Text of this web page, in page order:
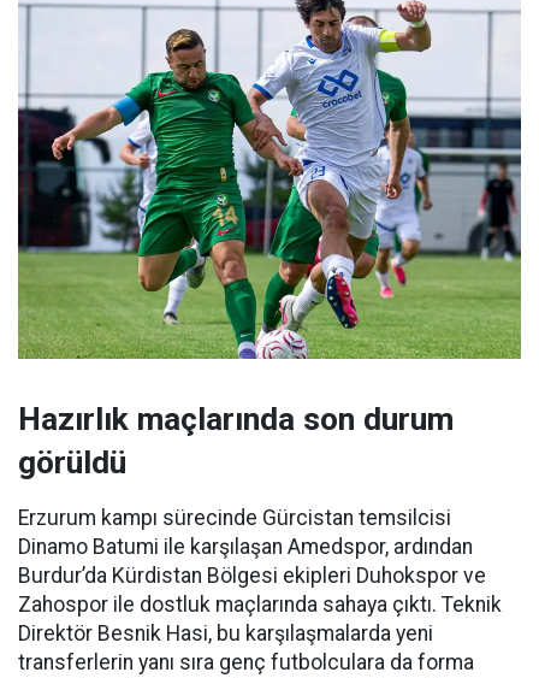
Hazırlık maçlarında son durum
görüldü
Erzurum kampı sürecinde Gürcistan temsilcisi
Dinamo Batumi ile karşılaşan Amedspor, ardından
Burdur’da Kürdistan Bölgesi ekipleri Duhokspor ve
Zahospor ile dostluk maçlarında sahaya çıktı. Teknik
Direktör Besnik Hasi, bu karşılaşmalarda yeni
transferlerin yanı sıra genç futbolculara da forma